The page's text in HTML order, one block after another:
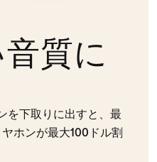
質に
を下取りに出すと、最
ホンが最大100ドル割